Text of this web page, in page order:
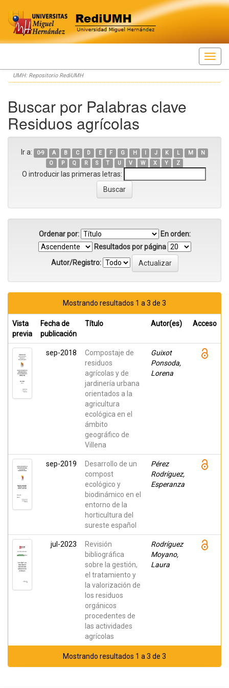
Skip
navigation
UMH: Repositorio RediUMH
Buscar por Palabras clave
Residuos agrícolas
Ir a: 0-9 A B C D E F G H I J K L M
N
O
P Q R S T U V W X Y Z
O introducir las primeras letras:
Ordenar por:
En orden:
Resultados por página
Autor/Registro:
Mostrando resultados 1 a 3 de 3
Vista
previa
Fecha de
publicación
Título Autor(es) Acceso
sep-2018
Compostaje de
residuos
agrícolas y de
jardinería urbana
orientados a la
agricultura
ecológica en el
ámbito
geográfico de
Villena
Guixot
Ponsoda,
Lorena
sep-2019
Desarrollo de un
compost
ecológico y
biodinámico en el
entorno de la
horticultura del
sureste español
Pérez
Rodríguez,
Esperanza
jul-2023
Revisión
bibliográfica
sobre la gestión,
el tratamiento y
la valorización de
los residuos
orgánicos
procedentes de
las actividades
agrícolas
Rodríguez
Moyano,
Laura
Mostrando resultados 1 a 3 de 3